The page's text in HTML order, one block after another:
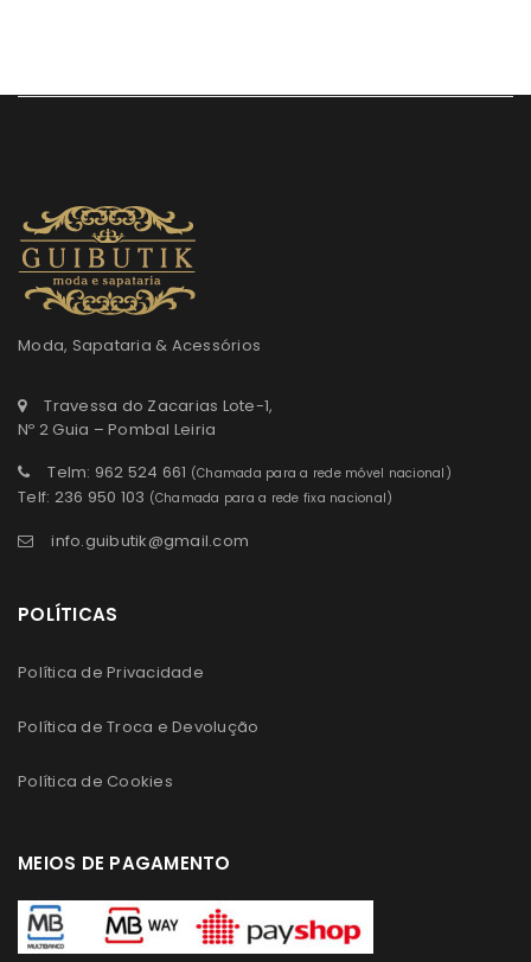
Moda, Sapataria & Acessórios
Travessa do Zacarias Lote-1,
Nº 2 Guia – Pombal Leiria
Telm: 962 524 661 (Chamada para a rede móvel nacional)
Telf: 236 950 103 (Chamada para a rede fixa nacional)
info.guibutik@gmail.com
POLÍTICAS
Política de Privacidade
Política de Troca e Devolução
Política de Cookies
MEIOS DE PAGAMENTO